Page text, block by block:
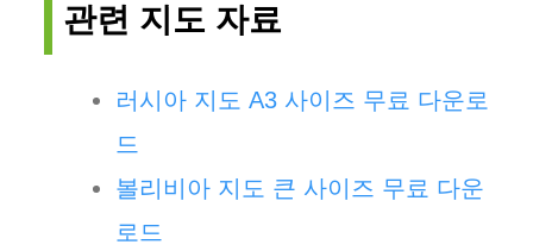
관련 지도 자료
러시아 지도 A3 사이즈 무료 다운로
드
볼리비아 지도 큰 사이즈 무료 다운
로드